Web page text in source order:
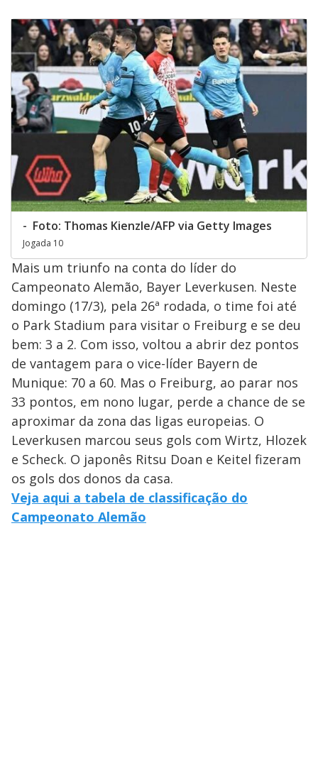
- Foto: Thomas Kienzle/AFP via Getty Images
Jogada 10
Mais um triunfo na conta do líder do
Campeonato Alemão, Bayer Leverkusen. Neste
domingo (17/3), pela 26ª rodada, o time foi até
o Park Stadium para visitar o Freiburg e se deu
bem: 3 a 2. Com isso, voltou a abrir dez pontos
de vantagem para o vice-líder Bayern de
Munique: 70 a 60. Mas o Freiburg, ao parar nos
33 pontos, em nono lugar, perde a chance de se
aproximar da zona das ligas europeias. O
Leverkusen marcou seus gols com Wirtz, Hlozek
e Scheck. O japonês Ritsu Doan e Keitel fizeram
os gols dos donos da casa.
Veja aqui a tabela de classificação do
Campeonato Alemão